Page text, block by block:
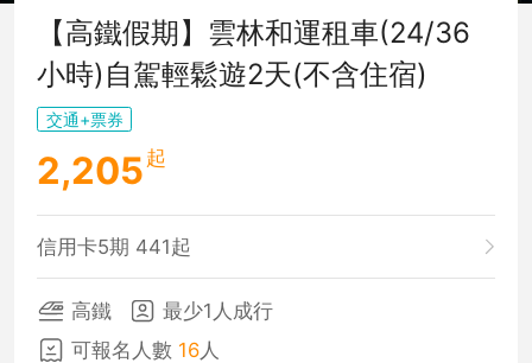
【高鐵假期】雲林和運租車(24/36
小時)自駕輕鬆遊2天(不含住宿)
交通+票券
2,205 起
信用卡5期 441起
高鐵
最少1人成行
可報名人數 16人